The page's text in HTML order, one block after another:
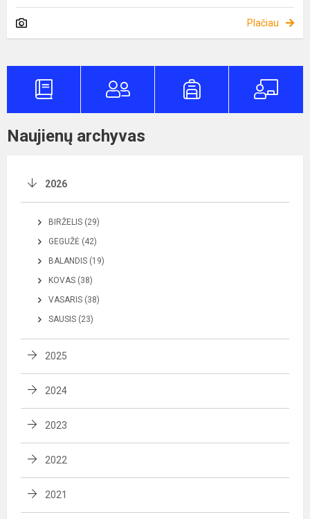
Plačiau
Naujienų archyvas
2026
BIRŽELIS (29)
GEGUŽĖ (42)
BALANDIS (19)
KOVAS (38)
VASARIS (38)
SAUSIS (23)
2025
2024
2023
2022
2021